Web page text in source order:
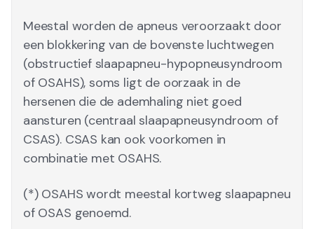
Meestal worden de apneus veroorzaakt door
een blokkering van de bovenste luchtwegen
(obstructief slaapapneu-hypopneusyndroom
of OSAHS), soms ligt de oorzaak in de
hersenen die de ademhaling niet goed
aansturen (centraal slaapapneusyndroom of
CSAS). CSAS kan ook voorkomen in
combinatie met OSAHS.
(*) OSAHS wordt meestal kortweg slaapapneu
of OSAS genoemd.